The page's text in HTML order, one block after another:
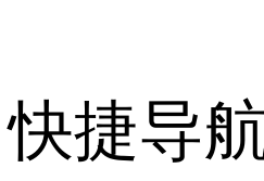
快捷导